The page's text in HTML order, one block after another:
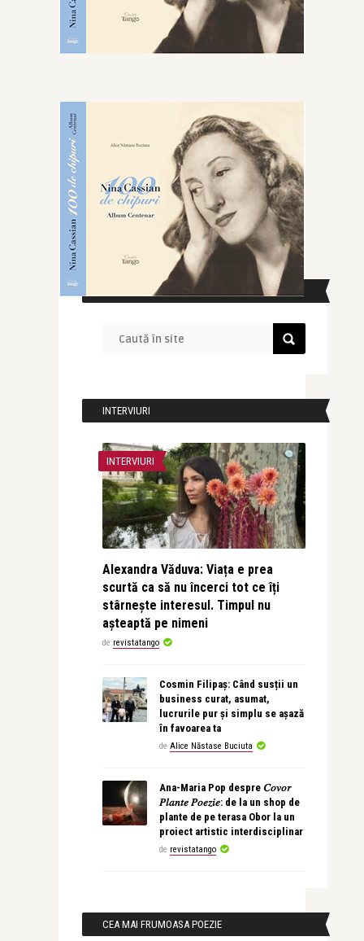
CAUTĂ ÎN SITE
INTERVIURI
INTERVIURI
Alexandra Văduva: Viața e prea
scurtă ca să nu încerci tot ce îți
stârnește interesul. Timpul nu
așteaptă pe nimeni
de revistatango
Cosmin Filipaș: Când susții un
business curat, asumat,
lucrurile pur și simplu se așază
în favoarea ta
de Alice Năstase Buciuta
Ana-Maria Pop despre 𝐶𝑜𝑣𝑜𝑟
𝑃𝑙𝑎𝑛𝑡𝑒 𝑃𝑜𝑒𝑧𝑖𝑒: de la un shop de
plante de pe terasa Obor la un
proiect artistic interdisciplinar
de revistatango
CEA MAI FRUMOASA POEZIE